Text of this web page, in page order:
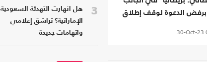
برفض الدعوة لوقف إطلاق
30-Oct-23
3
هل انهارت التهدئة السعودية
الإماراتية؟ تراشق إعلامي
واتهامات جديدة